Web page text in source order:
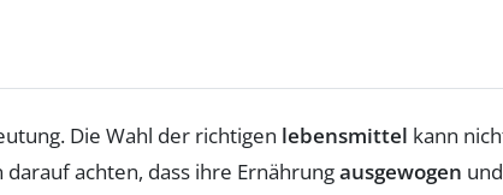
Die Wahl der richtigen lebensmittel kann
achten, dass ihre Ernährungausgewogen und